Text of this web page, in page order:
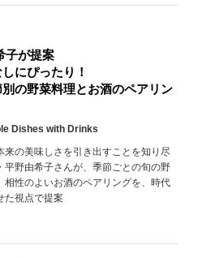
子が提案
にぴったり！
別の野菜料理とお酒のペアリン
Dishes with Drinks
来の美味しさを引き出すことを知り尽
平野由希子さんが、季節ごとの旬の野
相性のよいお酒のペアリングを、時代
た視点で提案